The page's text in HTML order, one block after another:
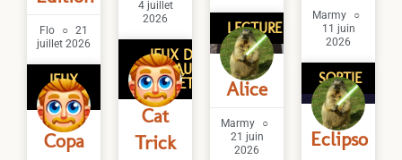
Flo
21
juillet 2026
JEUX
VIDÉO
Copa
4 juillet
2026
JEUX DE
PLATEAU/DE
SOCIÉTÉ
Cat
Trick
LECTURE
Alice
Marmy
21 juin
2026
Marmy
11 juin
2026
SORTIE
Eclipso